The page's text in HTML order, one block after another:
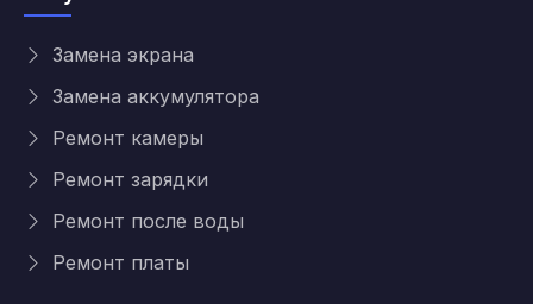
Замена экрана
Замена аккумулятора
Ремонт камеры
Ремонт зарядки
Ремонт после воды
Ремонт платы